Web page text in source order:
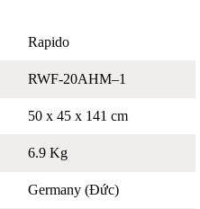
Rapido
RWF-20AHM–1
50 x 45 x 141 cm
6.9 Kg
Germany (Đức)